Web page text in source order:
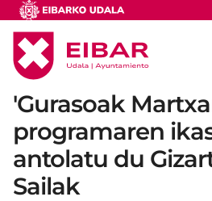
'Gurasoak
programaren
antolatu du
Sailak